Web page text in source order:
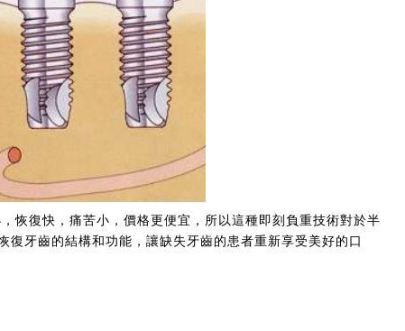
恢復快，痛苦小，價格更便宜，所以這種即刻負重技術對於半
牙齒的結構和功能，讓缺失牙齒的患者重新享受美好的口